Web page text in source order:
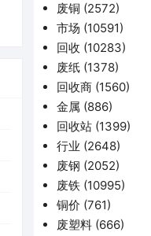
废铜 (2572)
市场 (10591)
回收 (10283)
废纸 (1378)
回收商 (1560)
金属 (886)
回收站 (1399)
行业 (2648)
废钢 (2052)
废铁 (10995)
铜价 (761)
废塑料 (666)